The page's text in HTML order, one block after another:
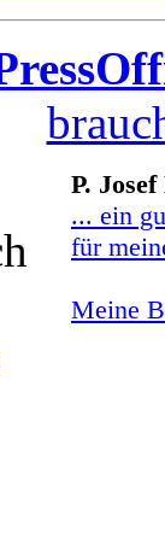
P.
... ein
für
Meine